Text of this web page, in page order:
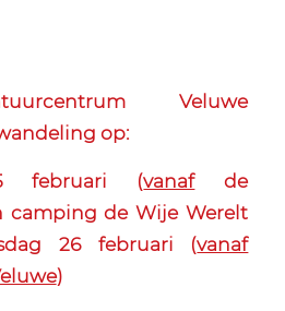
Veluwe
op:
februari (vanafde
camping de Wije Werelt
26 februari (vanaf
)